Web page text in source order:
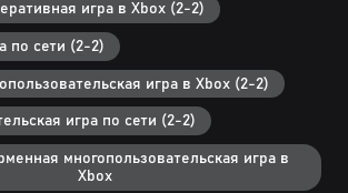
игра в Xbox (2-2)
по сети (2-2)
игра в Xbox (2-2)
игра по сети (2-2)
многопользовательская игра в
Xbox